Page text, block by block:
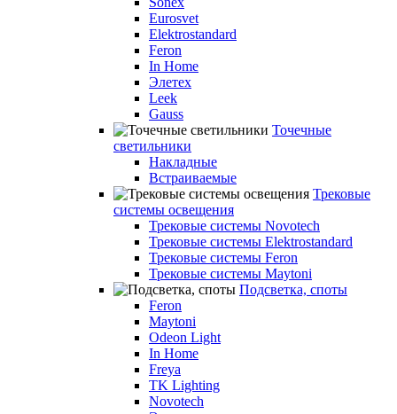
Eurosvet
Elektrostandard
Feron
In Home
Элетех
Leek
Gauss
Точечные
светильники
Накладные
Встраиваемые
Трековые
системы освещения
Трековые системы Novotech
Трековые системы Elektrostandard
Трековые системы Feron
Трековые системы Maytoni
Подсветка, споты
Feron
Maytoni
Odeon Light
In Home
Freya
TK Lighting
Novotech